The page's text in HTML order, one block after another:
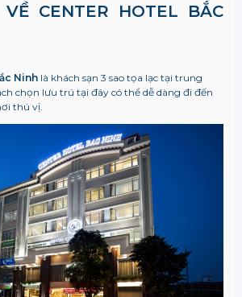
CENTER HOTEL BẮC
Ninhlà khách sạn 3 sao tọa lạc tại trung
chọn lưu trú tại đây có thể dễ dàng đi đến
thú vị.